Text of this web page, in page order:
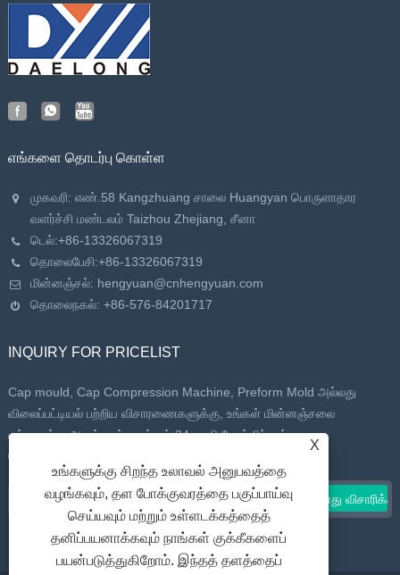
எங்களை தொடர்பு கொள்ள
முகவரி: எண்.58 Kangzhuang சாலை Huangyan பொருளாதார
வளர்ச்சி மண்டலம் Taizhou Zhejiang, சீனா
டெல்:+86-13326067319
தொலைபேசி:+86-13326067319
மின்னஞ்சல்: hengyuan@cnhengyuan.com
தொலைநகல்: +86-576-84201717
INQUIRY FOR PRICELIST
Cap mould, Cap Compression Machine, Preform Mold அல்லது
விலைப்பட்டியல் பற்றிய விசாரணைகளுக்கு, உங்கள் மின்னஞ்சலை
எங்களுக்கு அனுப்பவும், நாங்கள் 24 மணி நேரத்திற்குள்
தொடர்புகொள்வோம்.
X
உங்களுக்கு சிறந்த உலாவல் அனுபவத்தை
வழங்கவும், தள போக்குவரத்தை பகுப்பாய்வு
செய்யவும் மற்றும் உள்ளடக்கத்தைத்
தனிப்பயனாக்கவும் நாங்கள் குக்கீகளைப்
பயன்படுத்துகிறோம். இந்தத் தளத்தைப்